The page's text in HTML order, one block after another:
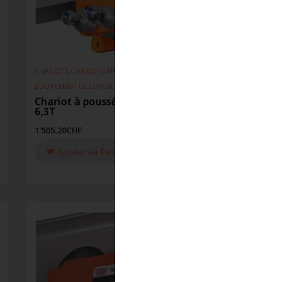
CHARIOTS,CHARIOTS MANUEL
ÉQUIPEMENT DE LEVAGE
Chariot à poussée HFN 90-310mm
6,3T
1'505.20CHF
Ajouter Au Panier